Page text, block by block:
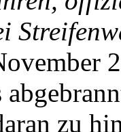
zu